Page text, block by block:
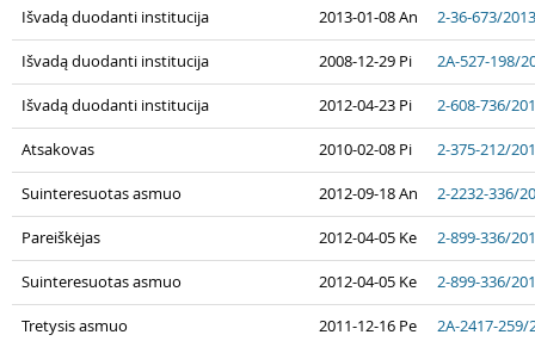
Išvadą duodanti institucija 2013-01-08 An 2-36-673/2013
Išvadą duodanti institucija 2008-12-29 Pi 2A-527-198/
Išvadą duodanti institucija 2012-04-23 Pi 2-608-736/
Atsakovas 2010-02-08 Pi 2-375-212/
Suinteresuotas asmuo 2012-09-18 An 2-2232-336/
Pareiškėjas 2012-04-05 Ke 2-899-336/
Suinteresuotas asmuo 2012-04-05 Ke 2-899-336/
Tretysis asmuo 2011-12-16 Pe 2A-2417-259/